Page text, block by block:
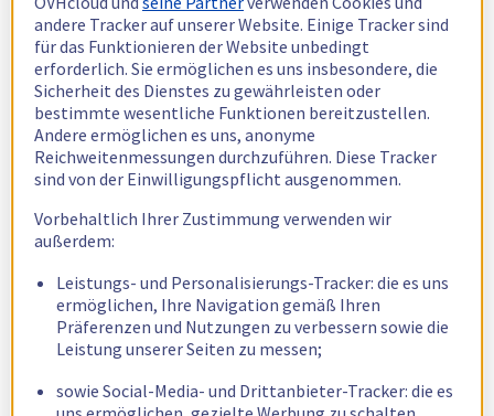
andere Tracker auf unserer Website. Einige Tracker sind
für das Funktionieren der Website unbedingt
erforderlich. Sie ermöglichen es uns insbesondere, die
Sicherheit des Dienstes zu gewährleisten oder
bestimmte wesentliche Funktionen bereitzustellen.
Andere ermöglichen es uns, anonyme
Reichweitenmessungen durchzuführen. Diese Tracker
sind von der Einwilligungspflicht ausgenommen.
Vorbehaltlich Ihrer Zustimmung verwenden wir
außerdem:
Leistungs- und Personalisierungs-Tracker: die es uns
ermöglichen, Ihre Navigation gemäß Ihren
Präferenzen und Nutzungen zu verbessern sowie die
Leistung unserer Seiten zu messen;
sowie Social-Media- und Drittanbieter-Tracker: die es